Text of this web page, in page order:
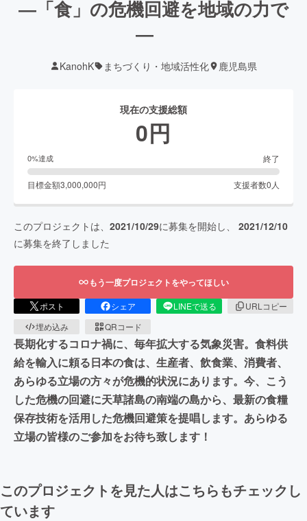
―「食」の危機回避を地域の力で
―
KanohK まちづくり・地域活性化 鹿児島県
現在の支援総額
0円
0%達成 終了
目標金額3,000,000円 支援者数0 人
このプロジェクトは、 2021/10/29に募集を開始し、 2021/12/10
に募集を終了しました
もう一度プロジェクトをやってほしい
ポスト シェア LINEで送る
URLコピー
埋め込み
QRコード
長期化するコロナ禍に、毎年拡大する気象災害。食料供
給を輸入に頼る日本の食は、生産者、飲食業、消費者、
あらゆる立場の方々が危機的状況にあります。今、こう
した危機の回避に天草諸島の南端の島から、最新の食糧
保存技術を活用した危機回避策を提唱します。あらゆる
立場の皆様のご参加をお待ち致します！
このプロジェクトを見た人はこちらもチェックし
ています